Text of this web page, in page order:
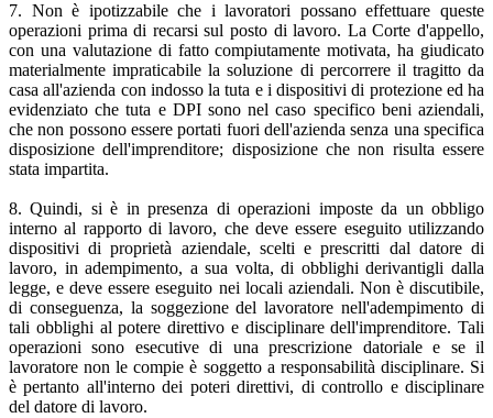
7. Non è ipotizzabile che i lavoratori possano effettuare queste
operazioni prima di recarsi sul posto di lavoro. La Corte d'appello,
con una valutazione di fatto compiutamente motivata, ha giudicato
materialmente impraticabile la soluzione di percorrere il tragitto da
casa all'azienda con indosso la tuta e i dispositivi di protezione ed ha
evidenziato che tuta e DPI sono nel caso specifico beni aziendali,
che non possono essere portati fuori dell'azienda senza una specifica
disposizione dell'imprenditore; disposizione che non risulta essere
stata impartita.
8. Quindi, si è in presenza di operazioni imposte da un obbligo
interno al rapporto di lavoro, che deve essere eseguito utilizzando
dispositivi di proprietà aziendale, scelti e prescritti dal datore di
lavoro, in adempimento, a sua volta, di obblighi derivantigli dalla
legge, e deve essere eseguito nei locali aziendali. Non è discutibile,
di conseguenza, la soggezione del lavoratore nell'adempimento di
tali obblighi al potere direttivo e disciplinare dell'imprenditore. Tali
operazioni sono esecutive di una prescrizione datoriale e se il
lavoratore non le compie è soggetto a responsabilità disciplinare. Si
è pertanto all'interno dei poteri direttivi, di controllo e disciplinare
del datore di lavoro.